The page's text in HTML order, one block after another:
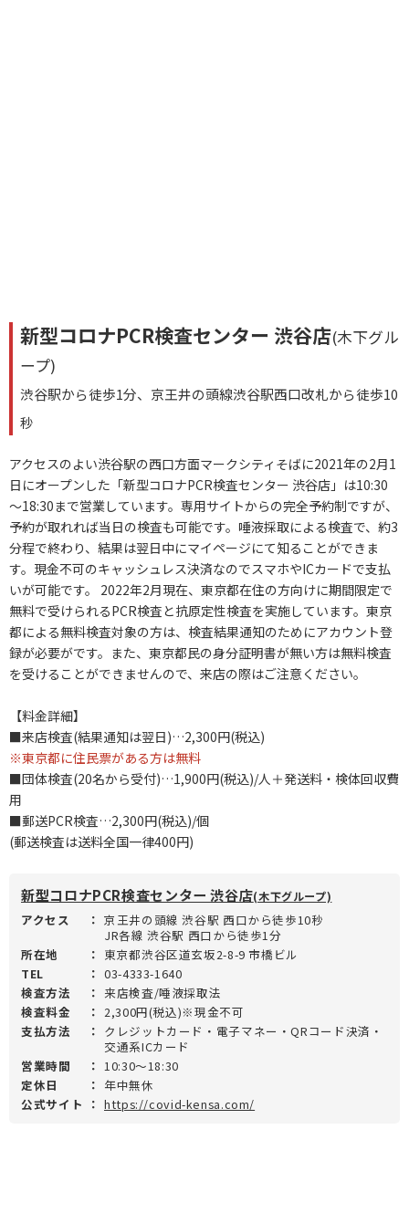
新型コロナPCR検査センター 渋谷店(木下グル
ープ)
渋谷駅から徒歩1分、京王井の頭線渋谷駅西口改札から徒歩10
秒
アクセスのよい渋谷駅の西口方面マークシティそばに2021年の2月1
日にオープンした「新型コロナPCR検査センター 渋谷店」は10:30
～18:30まで営業しています。専用サイトからの完全予約制ですが、
予約が取れれば当日の検査も可能です。唾液採取による検査で、約3
分程で終わり、結果は翌日中にマイページにて知ることができま
す。現金不可のキャッシュレス決済なのでスマホやICカードで支払
いが可能です。 2022年2月現在、東京都在住の方向けに期間限定で
無料で受けられるPCR検査と抗原定性検査を実施しています。東京
都による無料検査対象の方は、検査結果通知のためにアカウント登
録が必要がです。また、東京都民の身分証明書が無い方は無料検査
を受けることができませんので、来店の際はご注意ください。
【料金詳細】
■来店検査(結果通知は翌日)…2,300円(税込)
※東京都に住民票がある方は無料
■団体検査(20名から受付)…1,900円(税込)/人＋発送料・検体回収費
用
■郵送PCR検査…2,300円(税込)/個
(郵送検査は送料全国一律400円)
新型コロナPCR検査センター 渋谷店(木下グループ)
アクセス ： 京王井の頭線 渋谷駅 西口から徒歩10秒
JR各線 渋谷駅 西口から徒歩1分
所在地
： 東京都渋谷区道玄坂2-8-9 市橋ビル
TEL
： 03-4333-1640
検査方法
： 来店検査/唾液採取法
検査料金
： 2,300円(税込)※現金不可
支払方法
： クレジットカード・電子マネー・QRコード決済・
交通系ICカード
営業時間
： 10:30～18:30
定休日
： 年中無休
公式サイト
： https://covid-kensa.com/